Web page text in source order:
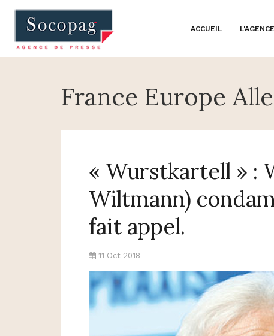
ACCUEIL L'AGENCE
France Europe
« Wurstkartell » :
Wiltmann)
fait appel.
11 Oct 2018